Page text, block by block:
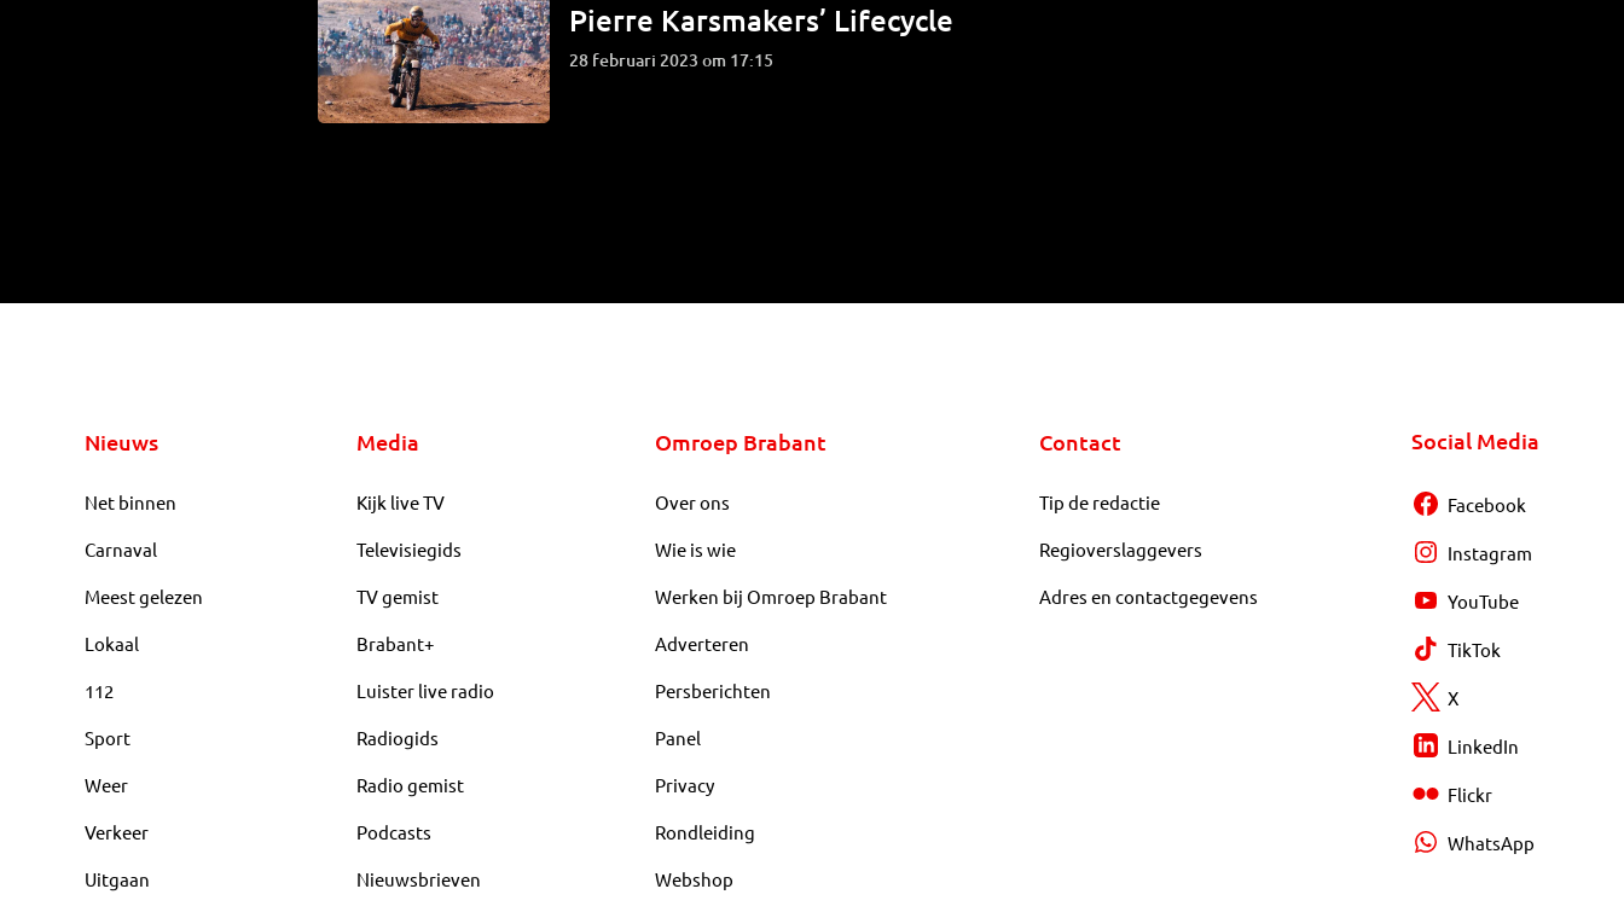
Pierre Karsmakers’ Lifecycle
28 februari 2023 om 17:15
Nieuws
Net binnen
Carnaval
Meest gelezen
Lokaal
112
Sport
Weer
Verkeer
Uitgaan
Media
Kijk live TV
Televisiegids
TV gemist
Brabant+
Luister live radio
Radiogids
Radio gemist
Podcasts
Nieuwsbrieven
Omroep Brabant
Over ons
Wie is wie
Werken bij Omroep Brabant
Adverteren
Persberichten
Panel
Privacy
Rondleiding
Webshop
Contact
Tip de redactie
Regioverslaggevers
Adres en contactgegevens
Social Media
Facebook
Instagram
YouTube
TikTok
X
LinkedIn
Flickr
WhatsApp